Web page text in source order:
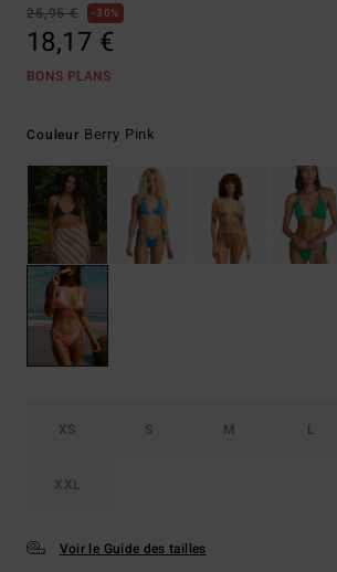
25,95 €
30%
18,17 €
BONS PLANS
Couleur Berry Pink
XS S M L
XXL
Voir le Guide des tailles